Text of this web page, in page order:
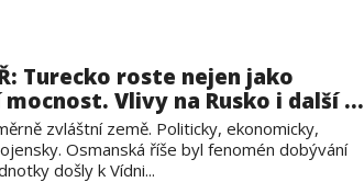
Turecko roste nejen jako
Vlivy na Rusko i další ...
zvláštní země. Politicky, ekonomicky,
Osmanská říše byl fenomén dobývání
došly k Vídni...